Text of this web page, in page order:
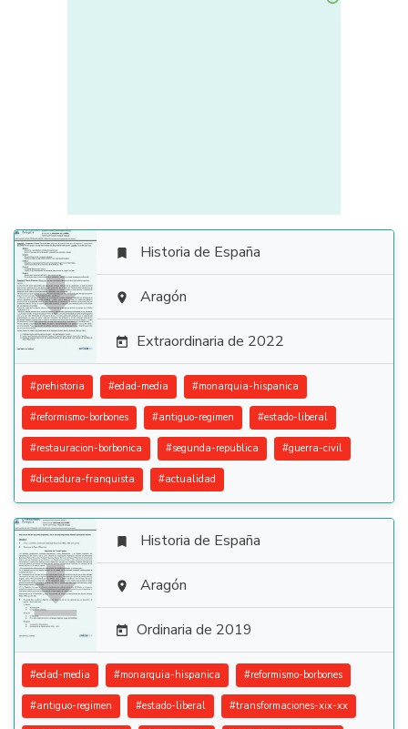

 Historia de España
 Aragón
 Extraordinaria de 2022
#prehistoria #edad-media #monarquia-hispanica
#reformismo-borbones #antiguo-regimen #estado-liberal
#restauracion-borbonica #segunda-republica #guerra-civil
#dictadura-franquista #actualidad

 Historia de España
 Aragón
 Ordinaria de 2019
#edad-media #monarquia-hispanica #reformismo-borbones
#antiguo-regimen #estado-liberal #transformaciones-xix-xx